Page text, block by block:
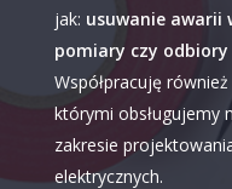
jak: usuwanie awarii
pomiary czy
Współpracuję
którymi obsługujemy
zakresie
elektrycznych.